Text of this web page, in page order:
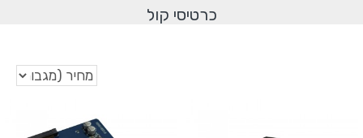
כרטיסי קול